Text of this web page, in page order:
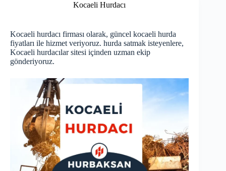
Kocaeli Hurdacı
Kocaeli hurdacı firması olarak, güncel kocaeli hurda
fiyatları ile hizmet veriyoruz. hurda satmak isteyenlere,
Kocaeli hurdacılar sitesi içinden uzman ekip
gönderiyoruz.